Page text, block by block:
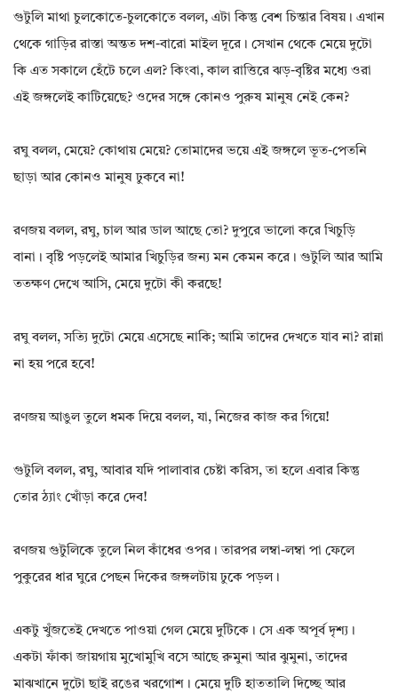
গুটুলি মাথা চুলকোতে-চুলকোতে বলল, এটা কিন্তু বেশ চিন্তার বিষয়। এখান
থেকে গাড়ির রাস্তা অন্তত দশ-বারো মাইল দূরে। সেখান থেকে মেয়ে দুটো
কি এত সকালে হেঁটে চলে এল? কিংবা, কাল রাত্তিরে ঝড়-বৃষ্টির মধ্যে ওরা
এই জঙ্গলেই কাটিয়েছে? ওদের সঙ্গে কোনও পুরুষ মানুষ নেই কেন?
রঘু বলল, মেয়ে? কোথায় মেয়ে? তোমাদের ভয়ে এই জঙ্গলে ভূত-পেতনি
ছাড়া আর কোনও মানুষ ঢুকবে না!
রণজয় বলল, রঘু, চাল আর ডাল আছে তো? দুপুরে ভালো করে খিচুড়ি
বানা। বৃষ্টি পড়লেই আমার খিচুড়ির জন্য মন কেমন করে। গুটুলি আর আমি
ততক্ষণ দেখে আসি, মেয়ে দুটো কী করছে!
রঘু বলল, সত্যি দুটো মেয়ে এসেছে নাকি; আমি তাদের দেখতে যাব না? রান্না
না হয় পরে হবে!
রণজয় আঙুল তুলে ধমক দিয়ে বলল, যা, নিজের কাজ কর গিয়ে!
গুটুলি বলল, রঘু, আবার যদি পালাবার চেষ্টা করিস, তা হলে এবার কিন্তু
তোর ঠ্যাং খোঁড়া করে দেব!
রণজয় গুটুলিকে তুলে নিল কাঁধের ওপর। তারপর লম্বা-লম্বা পা ফেলে
পুকুরের ধার ঘুরে পেছন দিকের জঙ্গলটায় ঢুকে পড়ল।
একটু খুঁজতেই দেখতে পাওয়া গেল মেয়ে দুটিকে। সে এক অপূর্ব দৃশ্য।
একটা ফাঁকা জায়গায় মুখোমুখি বসে আছে রুমুনা আর ঝুমুনা, তাদের
মাঝখানে দুটো ছাই রঙের খরগোশ। মেয়ে দুটি হাততালি দিচ্ছে আর